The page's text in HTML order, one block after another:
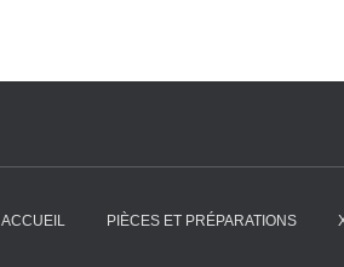
ACCUEIL PIÈCES ET PRÉPARATIONS